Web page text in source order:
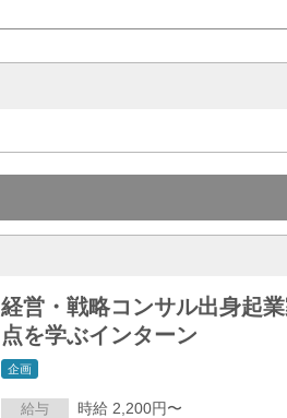
経営・戦略コンサル出身起
点を学ぶインターン
企画
給与
時給 2,200円〜